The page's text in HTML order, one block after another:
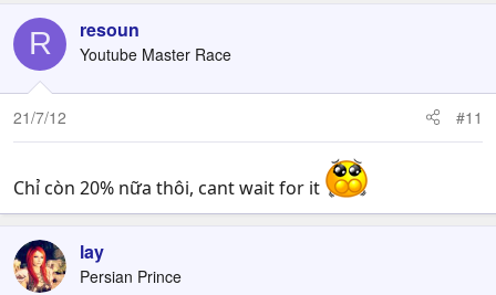
R resoun
Youtube Master Race
21/7/12 #11
Chỉ còn 20% nữa thôi, cant wait for it
lay
Persian Prince